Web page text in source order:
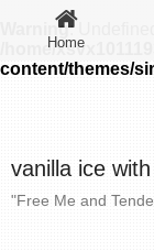
Warning:
/home/
content/themes/
vanilla ice
"Free Me and